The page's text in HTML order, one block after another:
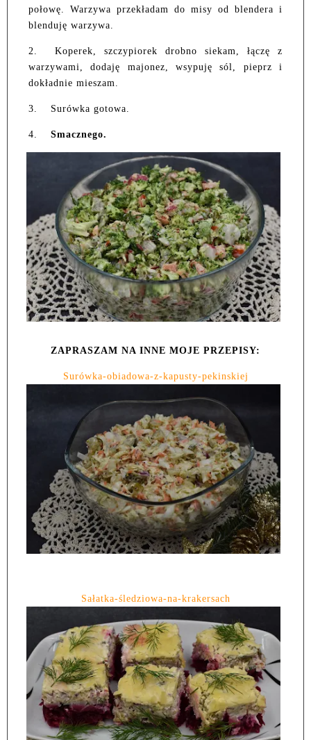
połowę. Warzywa przekładam do misy od blendera i
blenduję warzywa.
2.
Koperek, szczypiorek drobno siekam, łączę z
warzywami, dodaję majonez, wsypuję sól, pieprz i
dokładnie mieszam.
3. Surówka gotowa.
4. Smacznego.
ZAPRASZAM NA INNE MOJE PRZEPISY:
Surówka-obiadowa-z-kapusty-pekinskiej
Sałatka-śledziowa-na-krakersach